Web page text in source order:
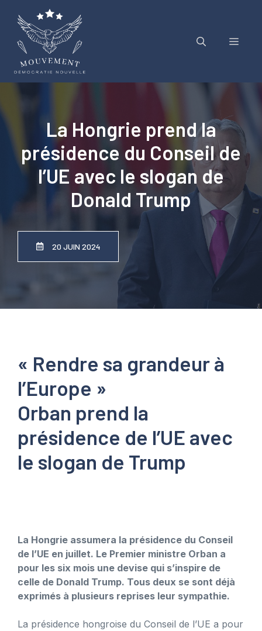
contenu
Menu
La Hongrie prend la
présidence du Conseil de
l’UE avec le slogan de
Donald Trump
20 JUIN 2024
« Rendre sa grandeur à
l’Europe »
Orban prend la
présidence de l’UE avec
le slogan de Trump
La Hongrie assumera la présidence du Conseil
de l’UE en juillet. Le Premier ministre Orban a
pour les six mois une devise qui s’inspire de
celle de Donald Trump. Tous deux se sont déjà
exprimés à plusieurs reprises leur sympathie.
La présidence hongroise du Conseil de l’UE a pour